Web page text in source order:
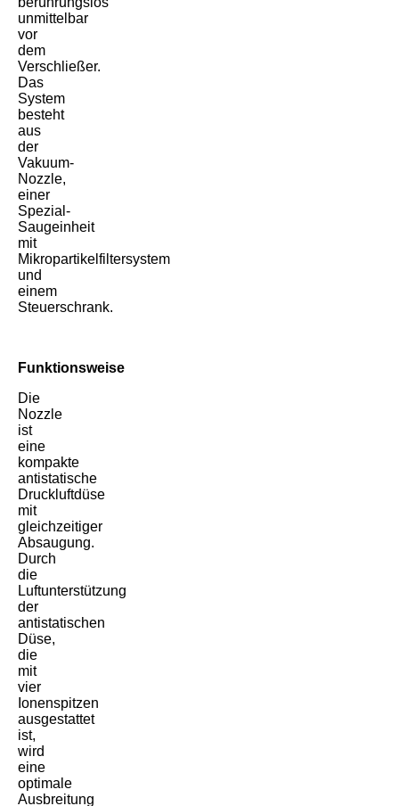
unmittelbar
vor
dem
Verschließer.
Das
System
besteht
aus
der
Vakuum-
Nozzle,
einer
Spezial-
Saugeinheit
mit
Mikropartikelfiltersystem
und
einem
Steuerschrank.
Funktionsweise
Die
Nozzle
ist
eine
kompakte
antistatische
Druckluftdüse
mit
gleichzeitiger
Absaugung.
Durch
die
Luftunterstützung
der
antistatischen
Düse,
die
mit
vier
Ionenspitzen
ausgestattet
ist,
wird
eine
optimale
Ausbreitung